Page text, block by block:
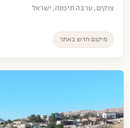
צוקים, ערבה תיכונה, ישראל
מיקום חדש באתר